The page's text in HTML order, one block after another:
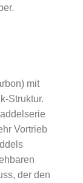
mit
Struktur.
Vortrieb
der den